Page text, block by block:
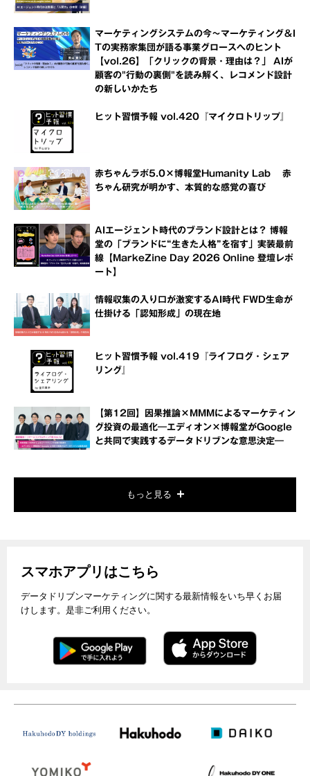
マーケティングシステムの今～マーケティング＆I
Tの実務家集団が語る事業グロースへのヒント
【vol.26】「クリックの背景・理由は？」 AIが
顧客の"行動の裏側"を読み解く、レコメンド設計
の新しいかたち
ヒット習慣予報 vol.420『マイクロトリップ』
赤ちゃんラボ5.0×博報堂Humanity Lab 赤
ちゃん研究が明かす、本質的な感覚の喜び
AIエージェント時代のブランド設計とは？ 博報
堂の「ブランドに“生きた人格”を宿す」実装最前
線【MarkeZine Day 2026 Online 登壇レポ
ート】
情報収集の入り口が激変するAI時代 FWD生命が
仕掛ける「認知形成」の現在地
ヒット習慣予報 vol.419『ライフログ・シェア
リング』
【第12回】因果推論×MMMによるマーケティン
グ投資の最適化―エディオン×博報堂がGoogle
と共同で実践するデータドリブンな意思決定―
もっと見る
スマホアプリはこちら
データドリブンマーケティングに関する最新情報をいち早くお届
けします。是非ご利用ください。